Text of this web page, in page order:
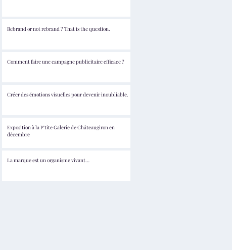
Rebrand or not rebrand ? That is the question.
Comment faire une campagne publicitaire efficace ?
Créer des émotions visuelles pour devenir inoubliable.
Exposition à la P'tite Galerie de Châteaugiron en
décembre
La marque est un organisme vivant…